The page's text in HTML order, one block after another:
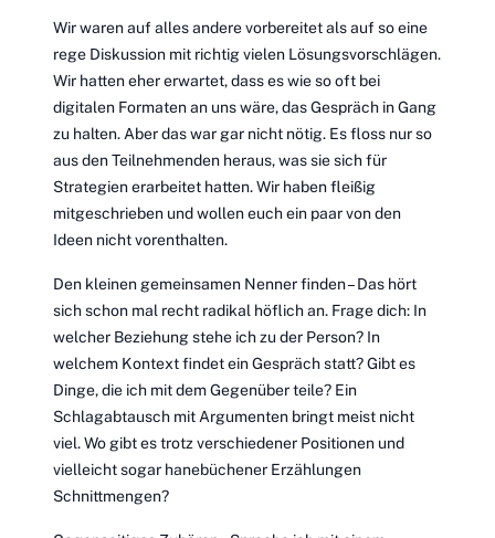
Wir waren auf alles andere vorbereitet als auf so eine
rege Diskussion mit richtig vielen Lösungsvorschlägen.
Wir hatten eher erwartet, dass es wie so oft bei
digitalen Formaten an uns wäre, das Gespräch in Gang
zu halten. Aber das war gar nicht nötig. Es floss nur so
aus den Teilnehmenden heraus, was sie sich für
Strategien erarbeitet hatten. Wir haben fleißig
mitgeschrieben und wollen euch ein paar von den
Ideen nicht vorenthalten.
Den kleinen gemeinsamen Nenner finden – Das hört
sich schon mal recht radikal höflich an. Frage dich: In
welcher Beziehung stehe ich zu der Person? In
welchem Kontext findet ein Gespräch statt? Gibt es
Dinge, die ich mit dem Gegenüber teile? Ein
Schlagabtausch mit Argumenten bringt meist nicht
viel. Wo gibt es trotz verschiedener Positionen und
vielleicht sogar hanebüchener Erzählungen
Schnittmengen?